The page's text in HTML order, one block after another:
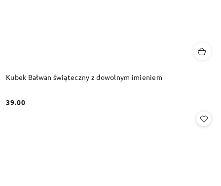
Kubek Bałwan świąteczny z dowolnym imieniem
Cena:
39.00